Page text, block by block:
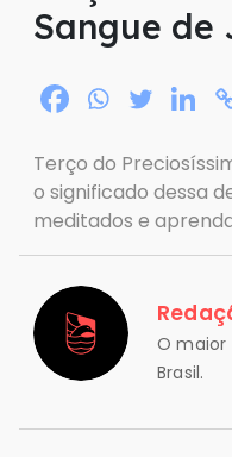
Sangue de
Terço do
o significado dessa
meditados e
O maior
Brasil.